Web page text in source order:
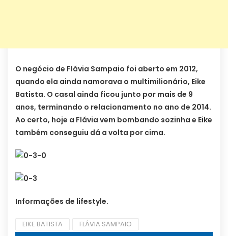
O negócio de Flávia Sampaio foi aberto em 2012,
quando ela ainda namorava o multimilionário, Eike
Batista. O casal ainda ficou junto por mais de 9
anos, terminando o relacionamento no ano de 2014.
Ao certo, hoje a Flávia vem bombando sozinha e Eike
também conseguiu dá a volta por cima.
Informações de lifestyle.
EIKE BATISTA FLÁVIA SAMPAIO